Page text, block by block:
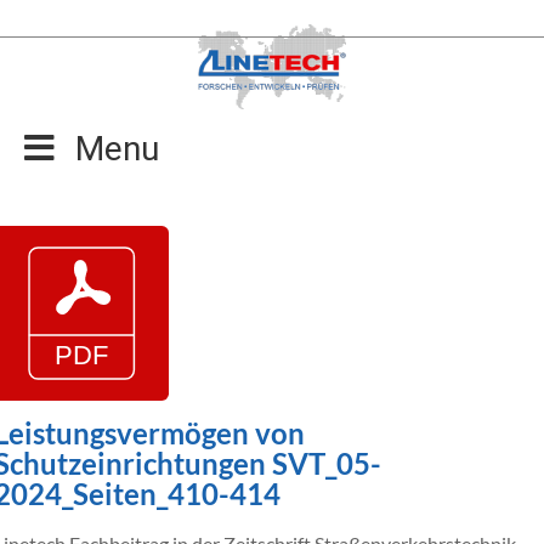
Inhalt
Menu
von
SVT_05-
414